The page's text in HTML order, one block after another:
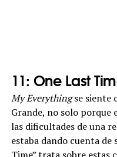
11: One Last
My Everythingse siente
Grande, no solo porque
las dificultades de una
estaba dando cuenta de